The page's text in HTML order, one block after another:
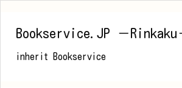
Bookservice.JP －Rinkaku
inherit Bookservice